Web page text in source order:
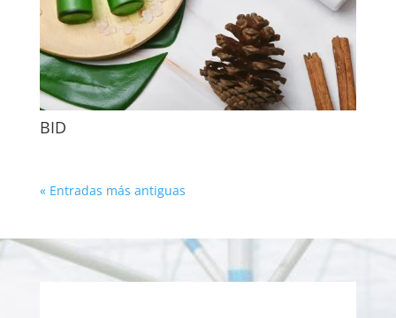
BID
« Entradas más antiguas